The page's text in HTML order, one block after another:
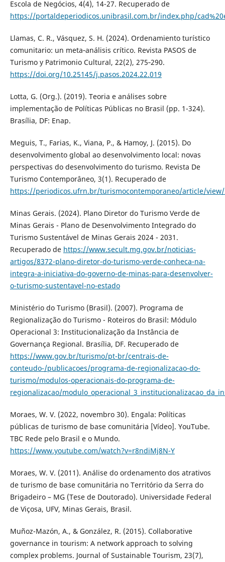
Escola de Negócios, 4(4), 14-27. Recuperado de
https://portaldeperiodicos.unibrasil.com.br/index.php/
Llamas, C. R., Vásquez, S. H. (2024). Ordenamiento turístico
comunitario: un meta‑análisis crítico. Revista PASOS de
Turismo y Patrimonio Cultural, 22(2), 275‑290.
https://doi.org/10.25145/j.pasos.2024.22.019
Lotta, G. (Org.). (2019). Teoria e análises sobre
implementação de Políticas Públicas no Brasil (pp. 1-324).
Brasília, DF: Enap.
Meguis, T., Farias, K., Viana, P., & Hamoy, J. (2015). Do
desenvolvimento global ao desenvolvimento local: novas
perspectivas do desenvolvimento do turismo. Revista De
Turismo Contemporâneo, 3(1). Recuperado de
https://periodicos.ufrn.br/turismocontemporaneo/article/view/
Minas Gerais. (2024). Plano Diretor do Turismo Verde de
Minas Gerais - Plano de Desenvolvimento Integrado do
Turismo Sustentável de Minas Gerais 2024 - 2031.
Recuperado de https://www.secult.mg.gov.br/noticias-
artigos/8372-plano-diretor-do-turismo-verde-conheca-na-
integra-a-iniciativa-do-governo-de-minas-para-desenvolver-
o-turismo-sustentavel-no-estado
Ministério do Turismo (Brasil). (2007). Programa de
Regionalização do Turismo - Roteiros do Brasil: Módulo
Operacional 3: Institucionalização da Instância de
Governança Regional. Brasília, DF. Recuperado de
https://www.gov.br/turismo/pt-br/centrais-de-
conteudo-/publicacoes/programa-de-regionalizacao-do-
turismo/modulos-operacionais-do-programa-de-
regionalizacao/
Moraes, W. V. (2022, novembro 30). Engala: Políticas
públicas de turismo de base comunitária [Vídeo]. YouTube.
TBC Rede pelo Brasil e o Mundo.
https://www.youtube.com/watch?v=r8ndiMj8N-Y
Moraes, W. V. (2011). Análise do ordenamento dos atrativos
de turismo de base comunitária no Território da Serra do
Brigadeiro – MG (Tese de Doutorado). Universidade Federal
de Viçosa, UFV, Minas Gerais, Brasil.
Muñoz-Mazón, A., & González, R. (2015). Collaborative
governance in tourism: A network approach to solving
complex problems. Journal of Sustainable Tourism, 23(7),